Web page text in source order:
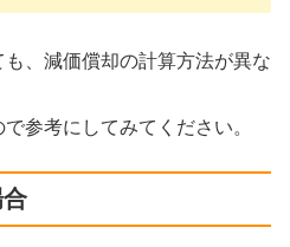
、減価償却の計算方法が異な
参考にしてみてください。